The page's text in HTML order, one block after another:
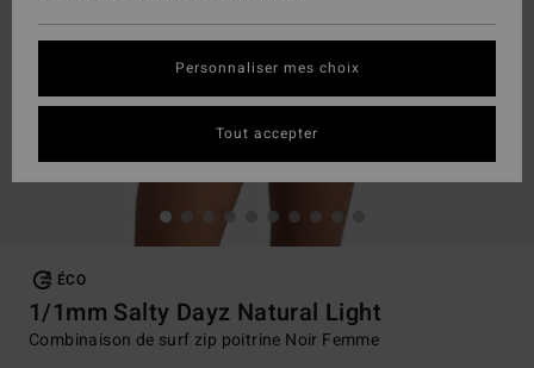
ÉCO
1/1mm Salty Dayz Natural Light
Combinaison de surf zip poitrine Noir Femme
Personnaliser mes choix
Tout accepter